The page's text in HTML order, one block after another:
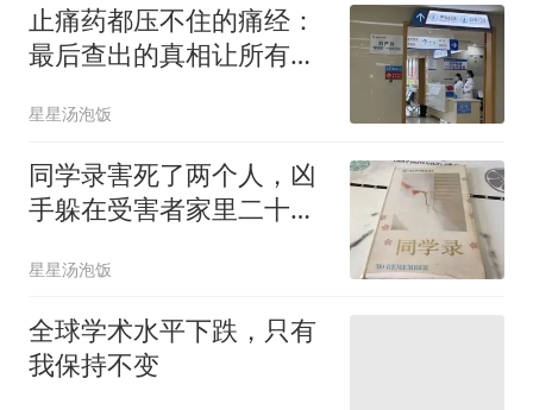
止痛药都压不住的痛经：
最后查出的真相让所有医
星星汤泡饭
同学录害死了两个人，凶
手躲在受害者家里二十
星星汤泡饭
全球学术水平下跌，只有
我保持不变